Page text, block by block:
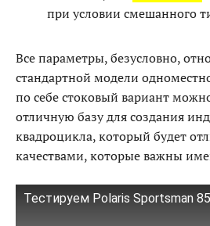
при условии смешанного
Все параметры, безусловно,
стандартной модели
по себе стоковый вариант
отличную базу для создания
квадроцикла, который будет
качествами, которые важны
Тестируем Polaris Sportsman